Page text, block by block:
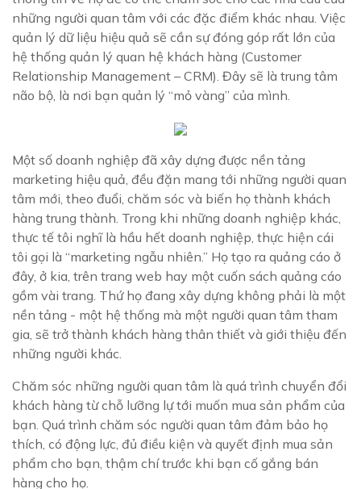
những người quan tâm với các đặc điểm khác nhau. Việc
quản lý dữ liệu hiệu quả sẽ cần sự đóng góp rất lớn của
hệ thống quản lý quan hệ khách hàng (Customer
Relationship Management – CRM). Đây sẽ là trung tâm
não bộ, là nơi bạn quản lý “mỏ vàng” của mình.
Một số doanh nghiệp đã xây dựng được nền tảng
marketing hiệu quả, đều đặn mang tới những người quan
tâm mới, theo đuổi, chăm sóc và biến họ thành khách
hàng trung thành. Trong khi những doanh nghiệp khác,
thực tế tôi nghĩ là hầu hết doanh nghiệp, thực hiện cái
tôi gọi là “marketing ngẫu nhiên.” Họ tạo ra quảng cáo ở
đây, ở kia, trên trang web hay một cuốn sách quảng cáo
gồm vài trang. Thứ họ đang xây dựng không phải là một
nền tảng - một hệ thống mà một người quan tâm tham
gia, sẽ trở thành khách hàng thân thiết và giới thiệu đến
những người khác.
Chăm sóc những người quan tâm là quá trình chuyển đổi
khách hàng từ chỗ lưỡng lự tới muốn mua sản phẩm của
bạn. Quá trình chăm sóc người quan tâm đảm bảo họ
thích, có động lực, đủ điều kiện và quyết định mua sản
phẩm cho bạn, thậm chí trước khi bạn cố gắng bán
hàng cho họ.